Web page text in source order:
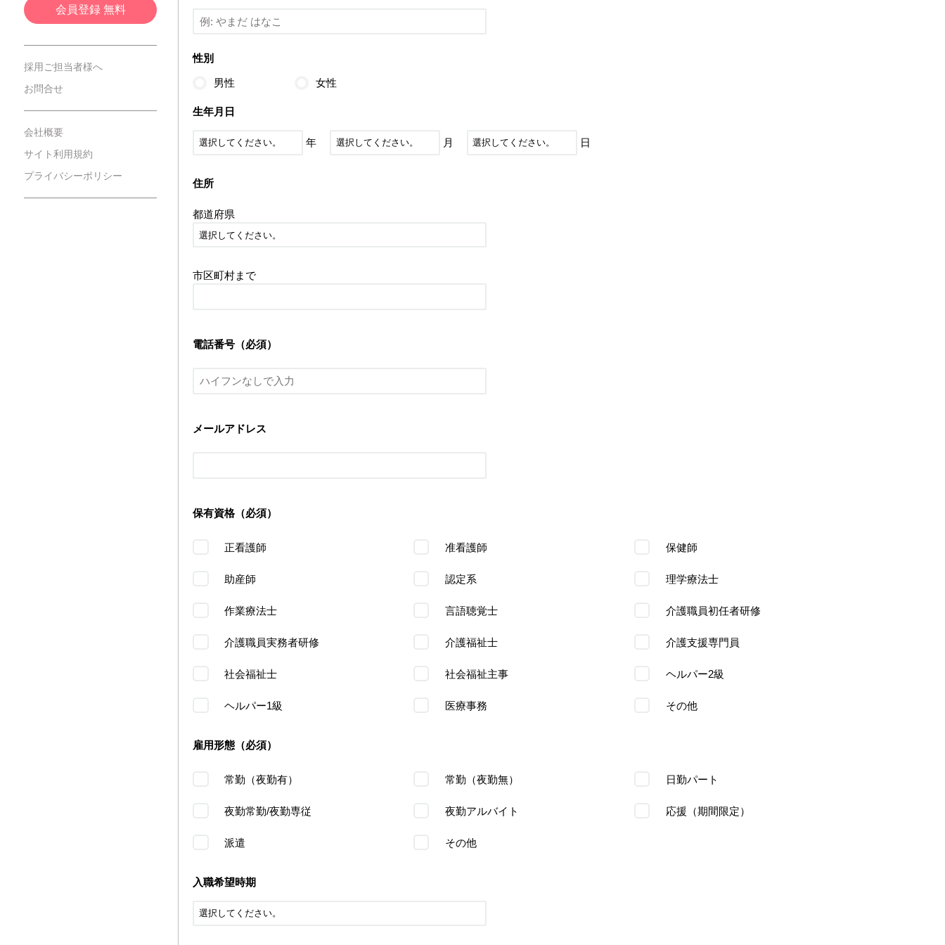
会員登録 無料
採用ご担当者様へ
お問合せ
会社概要
サイト利用規約
プライバシーポリシー
性別
男性 女性
生年月日
年 月 日
住所
都道府県
市区町村まで
電話番号（必須）
メールアドレス
保有資格（必須）
正看護師 准看護師 保健師
助産師 認定系 理学療法士
作業療法士 言語聴覚士 介護職員初任者研修
介護職員実務者研修 介護福祉士 介護支援専門員
社会福祉士 社会福祉主事 ヘルパー2級
ヘルパー1級 医療事務 その他
雇用形態（必須）
常勤（夜勤有） 常勤（夜勤無） 日勤パート
夜勤常勤/夜勤専従 夜勤アルバイト 応援（期間限定）
派遣 その他
入職希望時期